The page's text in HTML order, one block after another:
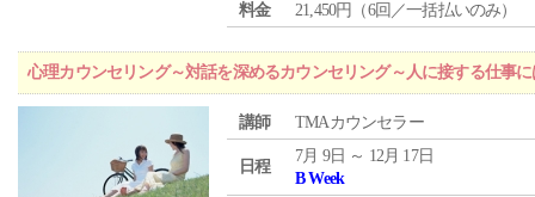
料金
21,450円（6回／一括払いのみ）
心理カウンセリング～対話を深めるカウンセリング～人に接する仕事
講師 TMAカウンセラー
日程
7月 9日 ～ 12月 17日
B Week